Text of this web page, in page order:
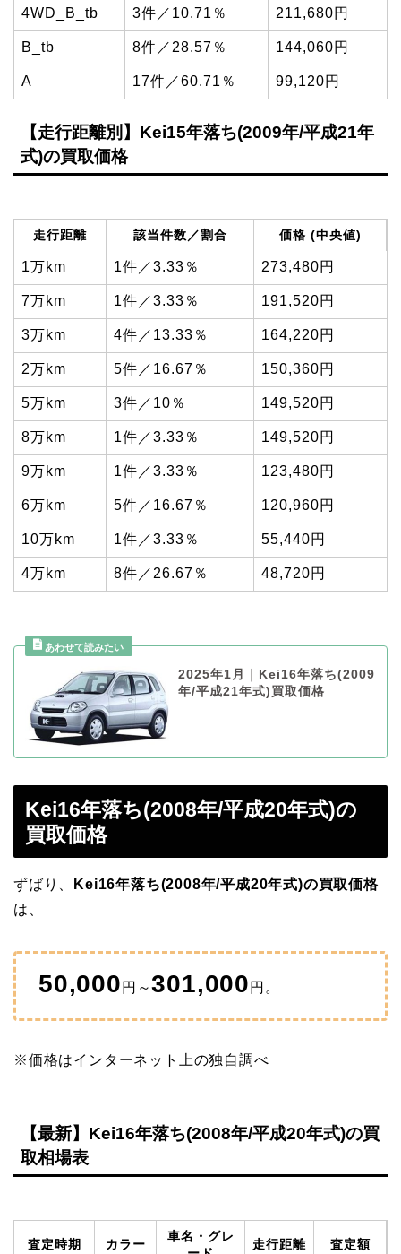
4WD_B_tb 3件／10.71％ 211,680円
B_tb 8件／28.57％ 144,060円
A 17件／60.71％ 99,120円
【走行距離別】Kei15年落ち(2009年/平成21年
式)の買取価格
走行距離 該当件数／割合 価格 (中央値)
1万km 1件／3.33％ 273,480円
7万km 1件／3.33％ 191,520円
3万km 4件／13.33％ 164,220円
2万km 5件／16.67％ 150,360円
5万km 3件／10％ 149,520円
8万km 1件／3.33％ 149,520円
9万km 1件／3.33％ 123,480円
6万km 5件／16.67％ 120,960円
10万km 1件／3.33％ 55,440円
4万km 8件／26.67％ 48,720円
2025年1月｜Kei16年落ち(2009
年/平成21年式)買取価格
Kei16年落ち(2008年/平成20年式)の
買取価格
ずばり、
Kei16年落ち(2008年/平成20年式)の買取価格
は、
50,000 円～301,000 円。
※価格はインターネット上の独自調べ
【最新】Kei16年落ち(2008年/平成20年式)の買
取相場表
査定時期 カラー
車名・グレ
走行距離 査定額